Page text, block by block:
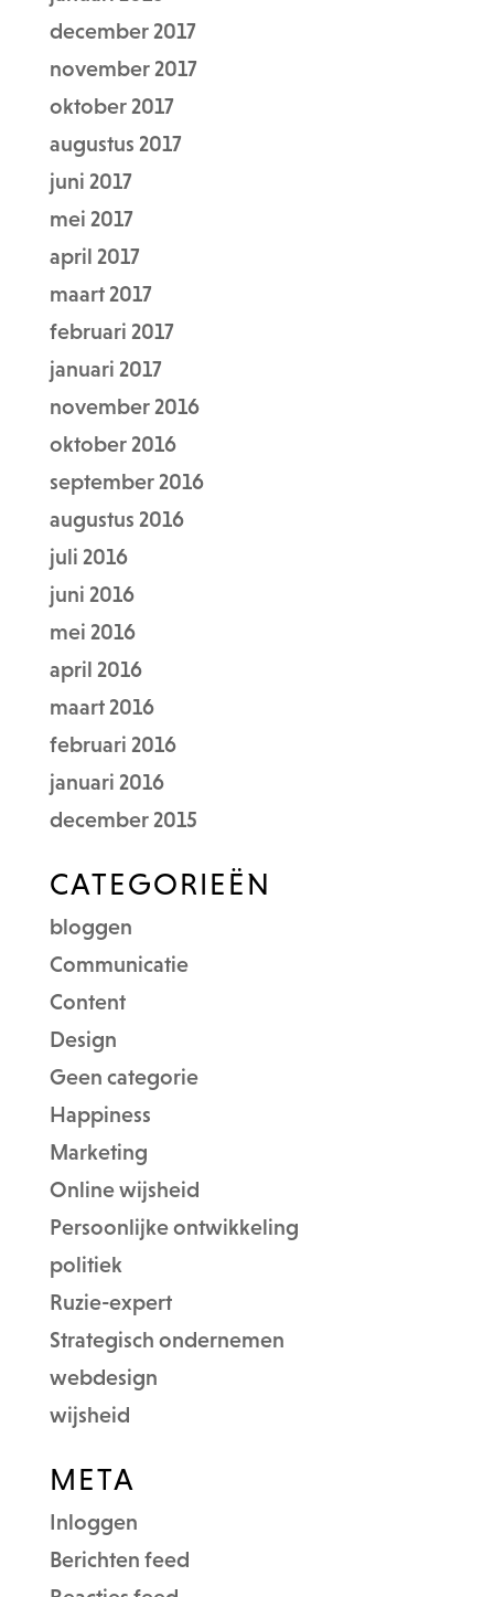
december 2017
november 2017
oktober 2017
augustus 2017
juni 2017
mei 2017
april 2017
maart 2017
februari 2017
januari 2017
november 2016
oktober 2016
september 2016
augustus 2016
juli 2016
juni 2016
mei 2016
april 2016
maart 2016
februari 2016
januari 2016
december 2015
CATEGORIEËN
bloggen
Communicatie
Content
Design
Geen categorie
Happiness
Marketing
Online wijsheid
Persoonlijke ontwikkeling
politiek
Ruzie-expert
Strategisch ondernemen
webdesign
wijsheid
META
Inloggen
Berichten feed